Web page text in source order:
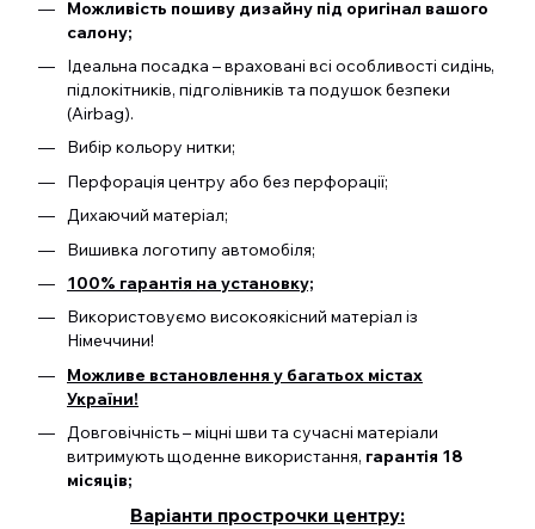
Можливість пошиву дизайну під оригінал вашого
салону;
Ідеальна посадка – враховані всі особливості сидінь,
підлокітників, підголівників та подушок безпеки
(Airbag).
Вибір кольору нитки;
Перфорація центру або без перфорації;
Дихаючий матеріал;
Вишивка логотипу автомобіля;
100% гарантія на установку;
Використовуємо високоякісний матеріал із
Німеччини!
Можливе встановлення у багатьох містах
України!
Довговічність – міцні шви та сучасні матеріали
витримують щоденне використання, гарантія 18
місяців;
Варіанти прострочки центру: